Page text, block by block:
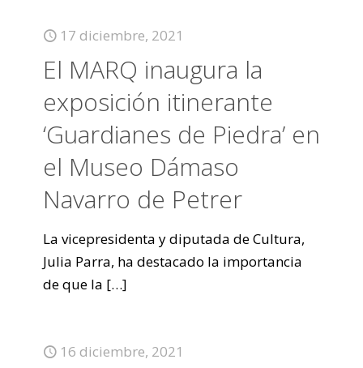
17 diciembre, 2021
El MARQ inaugura la
exposición itinerante
‘Guardianes de Piedra’ en
el Museo Dámaso
Navarro de Petrer
La vicepresidenta y diputada de Cultura,
Julia Parra, ha destacado la importancia
de que la […]
16 diciembre, 2021